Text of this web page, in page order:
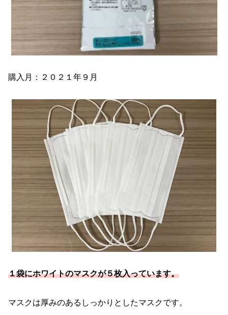
購入月：２０２１年９月
１袋にホワイトのマスクが５枚入っています。
マスクは厚みのあるしっかりとしたマスクです。